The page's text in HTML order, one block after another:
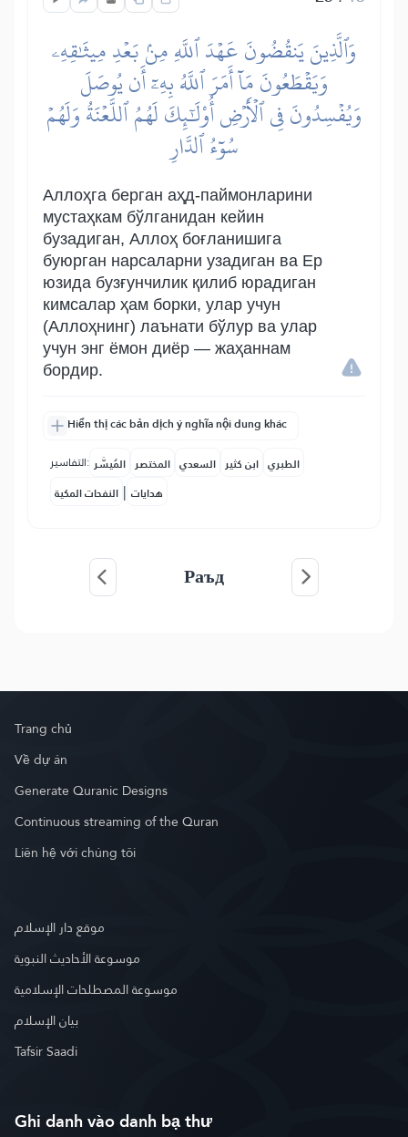
وَٱلَّذِينَ يَنقُضُونَ عَهۡدَ ٱللَّهِ مِنۢ بَعۡدِ مِيثَٰقِهِۦ
وَيَقۡطَعُونَ مَآ أَمَرَ ٱللَّهُ بِهِۦٓ أَن يُوصَلَ
وَيُفۡسِدُونَ فِي ٱلۡأَرۡضِ أُوْلَٰٓئِكَ لَهُمُ ٱللَّعۡنَةُ وَلَهُمۡ
سُوٓءُ ٱلدَّارِ
Аллоҳга берган аҳд-паймонларини
мустаҳкам бўлганидан кейин
бузадиган, Аллоҳ боғланишига
буюрган нарсаларни узадиган ва Ер
юзида бузғунчилик қилиб юрадиган
кимсалар ҳам борки, улар учун
(Аллоҳнинг) лаънати бўлур ва улар
учун энг ёмон диёр — жаҳаннам
бордир.
Hiển thị các bản dịch ý nghĩa nội dung khác
التفاسير: المُيسَّر المختصر السعدي ابن كثير الطبري
النفحات المكية | هدايات
Раъд
Trang chủ
Về dự án
Generate Quranic Designs
Continuous streaming of the Quran
Liên hệ với chúng tôi
موقع دار الإسلام
موسوعة الأحاديث النبوية
موسوعة المصطلحات الإسلامية
بيان الإسلام
Tafsir Saadi
Ghi danh vào danh bạ thư